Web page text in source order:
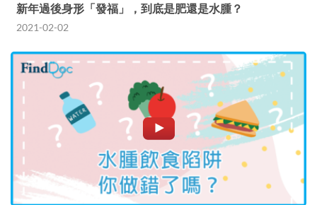
新年過後身形「發福」，到底是肥還是水腫？
2021-02-02